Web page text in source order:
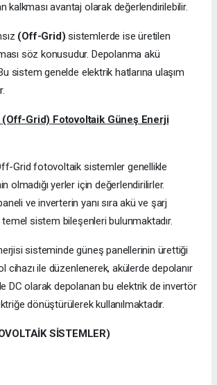
kalkması avantaj olarak değerlendirilebilir.
(Off-Grid) sistemlerde ise üretilen
söz konusudur. Depolanma akü
Bu sistem genelde elektrik hatlarına ulaşım
(Off-Grid) Fotovoltaik Güneş Enerji
Grid fotovoltaik sistemler genellikle
olmadığı yerler için değerlendirilirler.
ve inverterin yanı sıra akü ve şarj
sistem bileşenleri bulunmaktadır.
sisteminde güneş panellerinin ürettiği
cihazı ile düzenlenerek, akülerde depolanır
DC olarak depolanan bu elektrik de invertör
dönüştürülerek kullanılmaktadır.
SİSTEMLER)